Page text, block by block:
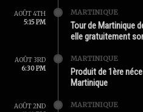
AOÛT 4TH
5:15 PM
MARTINIQUE
Tour de Martinique
elle gratuitement
AOÛT 3RD
6:30 PM
MARTINIQUE
Produit de 1ère
Martinique
AOÛT 2ND
MARTINIQUE